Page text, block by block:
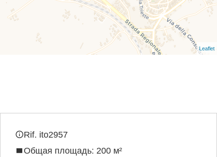
Leaflet
Rif. ito2957
Общая площадь: 200 м²